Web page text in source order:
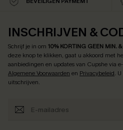
INSCHRIJVEN &
Schrijf je in om 10% KORTING GEEN MIN.
deze knop te klikken, gaat u akkoord met
aanbiedingen en updates van Cupshe via
Algemene Voorwaarden en Privacybeleid.
uitschrijven.